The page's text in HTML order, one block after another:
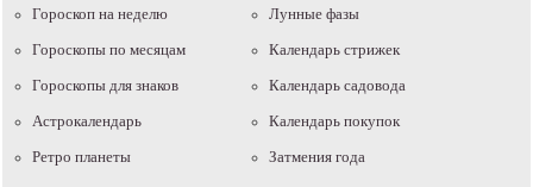
Гороскоп на неделю
Гороскопы по месяцам
Гороскопы для знаков
Астрокалендарь
Ретро планеты
Лунные фазы
Календарь стрижек
Календарь садовода
Календарь покупок
Затмения года